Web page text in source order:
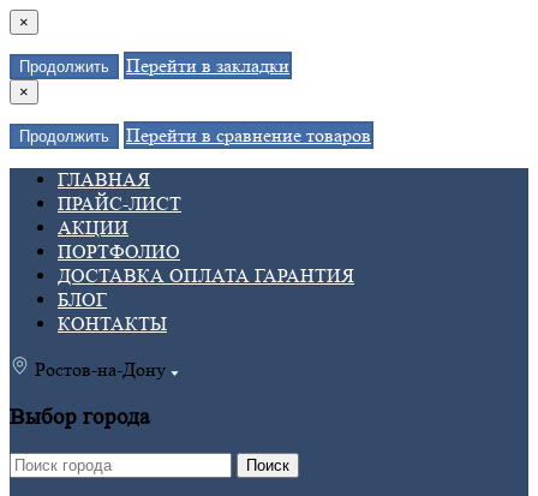
×
Продолжить Перейти в закладки
×
Продолжить
Перейти в сравнение товаров
ГЛАВНАЯ
ПРАЙС-ЛИСТ
АКЦИИ
ПОРТФОЛИО
ДОСТАВКА ОПЛАТА ГАРАНТИЯ
БЛОГ
КОНТАКТЫ
Ростов-на-Дону
Выбор города
Поиск